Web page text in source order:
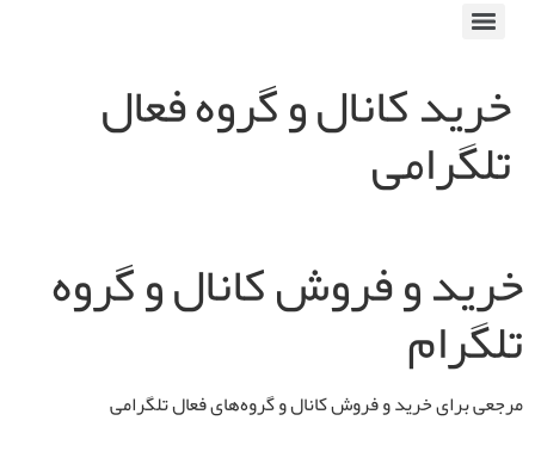
خرید کانال و گروه فعال
تلگرامی
خرید و فروش کانال و گروه
تلگرام
مرجعی برای خرید و فروش کانال و گروه‌های فعال تلگرامی